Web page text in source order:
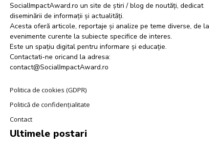
SocialImpactAward.ro un site de știri / blog de noutăți, dedicat
diseminării de informații și actualități.
Acesta oferă articole, reportaje și analize pe teme diverse, de la
evenimente curente la subiecte specifice de interes.
Este un spațiu digital pentru informare și educație.
Contactati-ne oricand la adresa:
contact@SocialImpactAward.ro
Politica de cookies (GDPR)
Politică de confidențialitate
Contact
Ultimele postari